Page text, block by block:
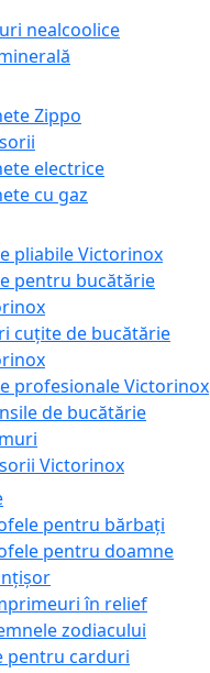
nealcoolice
Zippo
electrice
cu gaz
pliabile Victorinox
pentru bucătărie
cuțite de bucătărie
profesionale Victorinox
de bucătărie
Victorinox
pentru bărbați
pentru doamne
în relief
zodiacului
pentru carduri